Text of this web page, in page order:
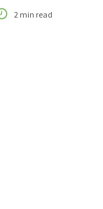
2 min read